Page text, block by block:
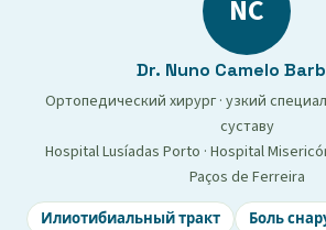
NC
Dr. Nuno Camelo
Ортопедический хирург · узкий
суставу
Hospital Lusíadas Porto · Hospital
Paços de Ferreira
Илиотибиальный тракт
Боль